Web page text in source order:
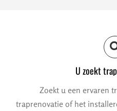
U zoekt
Zoekt u een ervaren
traprenovatie of het